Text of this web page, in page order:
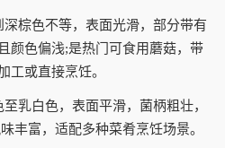
棕色不等，表面光滑，部分带有
颜色偏浅;是热门可食用蘑菇，带
工或直接烹饪。
乳白色，表面平滑，菌柄粗壮，
丰富，适配多种菜肴烹饪场景。